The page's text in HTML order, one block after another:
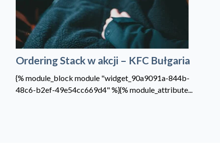
Ordering Stack w akcji – KFC Bułgaria
{% module_block module "widget_90a9091a-844b-
48c6-b2ef-49e54cc669d4" %}{% module_attribute...